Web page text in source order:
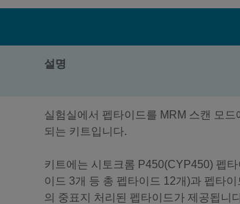
설명
실험실에서 펩타이드를 MRM 스캔 모
되는 키트입니다.
키트에는 시토크롬 P450(CYP450) 펩
이드 3개 등 총 펩타이드 12개)과 펩타
의 중표지 처리된 펩타이드가 제공됩니